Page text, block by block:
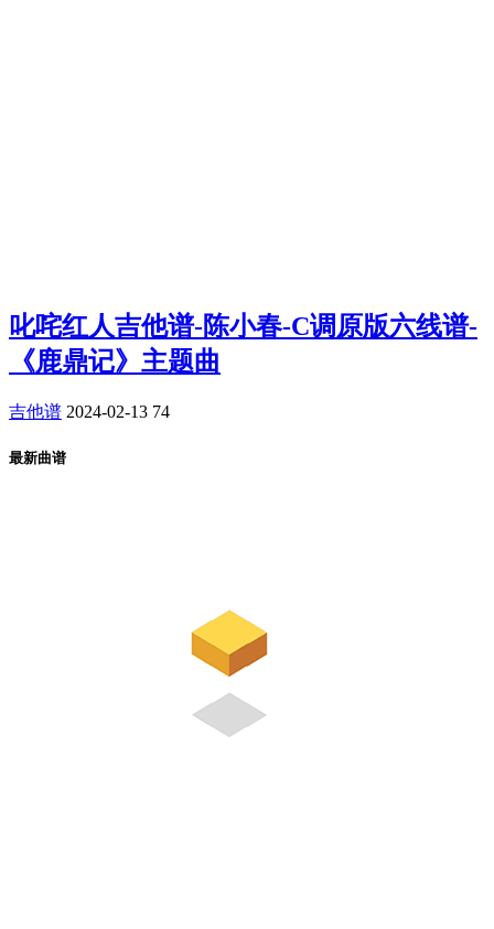
叱咤红人吉他谱-陈小春-C调原版六线谱-
《鹿鼎记》主题曲
吉他谱 2024-02-13 74
最新曲谱